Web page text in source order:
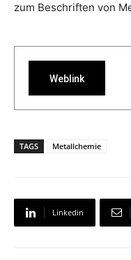
zum Beschriften von
Weblink
TAGS Metallchemie
Linkedin